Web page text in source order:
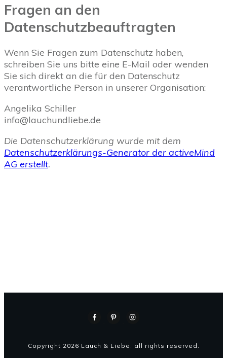
Fragen an den
Datenschutzbeauftragten
Wenn Sie Fragen zum Datenschutz haben,
schreiben Sie uns bitte eine E-Mail oder wenden
Sie sich direkt an die für den Datenschutz
verantwortliche Person in unserer Organisation:
Angelika Schiller
info@lauchundliebe.de
Die Datenschutzerklärung wurde mit dem
Datenschutzerklärungs-Generator der activeMind
AG erstellt.
Copyright 2026 Lauch & Liebe , all rights reserved.